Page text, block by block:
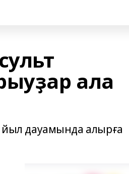
ала
дауамында алырға